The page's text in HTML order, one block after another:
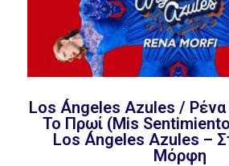
Los Ángeles Azules /
Το Πρωί (Mis
Los Ángeles Azules –
Μόρφη